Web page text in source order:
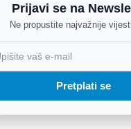
Prijavi se na
Ne propustite najvažnije
Pretplati se